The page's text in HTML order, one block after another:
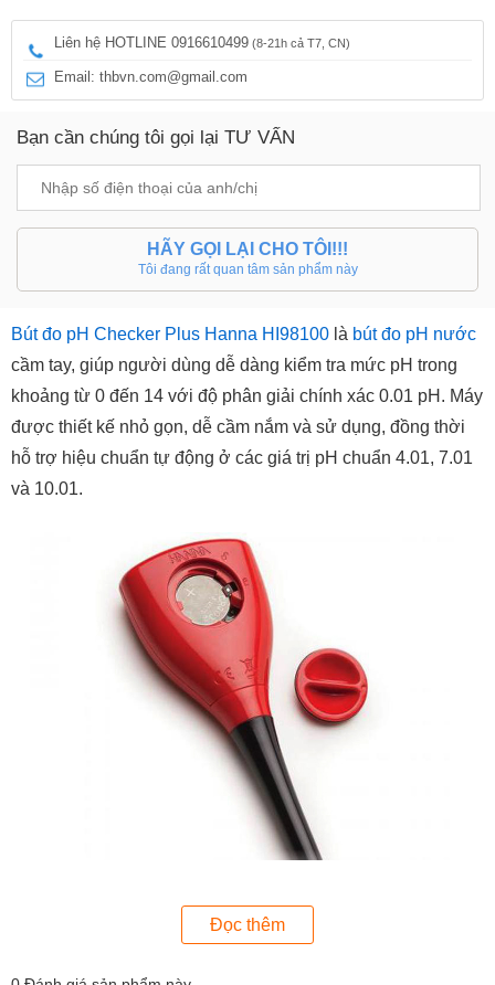
Liên hệ HOTLINE 0916610499 (8-21h cả T7, CN)
Email: thbvn.com@gmail.com
Bạn cần chúng tôi gọi lại TƯ VẤN
HÃY GỌI LẠI CHO TÔI!!!
Tôi đang rất quan tâm sản phẩm này
Bút đo pH Checker Plus Hanna HI98100 là bút đo pH nước
cầm tay, giúp người dùng dễ dàng kiểm tra mức pH trong
khoảng từ 0 đến 14 với độ phân giải chính xác 0.01 pH. Máy
được thiết kế nhỏ gọn, dễ cầm nắm và sử dụng, đồng thời
hỗ trợ hiệu chuẩn tự động ở các giá trị pH chuẩn 4.01, 7.01
và 10.01.
Bút đo pH Hanna HI98100
Đọc thêm